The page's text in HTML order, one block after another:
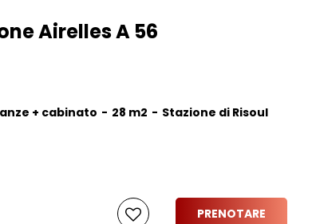
Airelles A 56
+ cabinato 28 m2 Stazione di Risoul
PRENOTARE